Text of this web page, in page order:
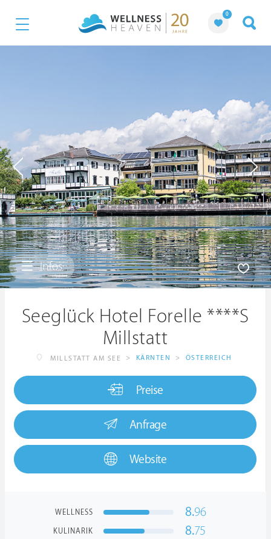
0
Infos
Seeglück Hotel Forelle ****S
Millstatt
MILLSTATT AM SEE > KÄRNTEN > ÖSTERREICH
Preise
Anfrage
Website
WELLNESS 8.96
KULINARIK 8.75